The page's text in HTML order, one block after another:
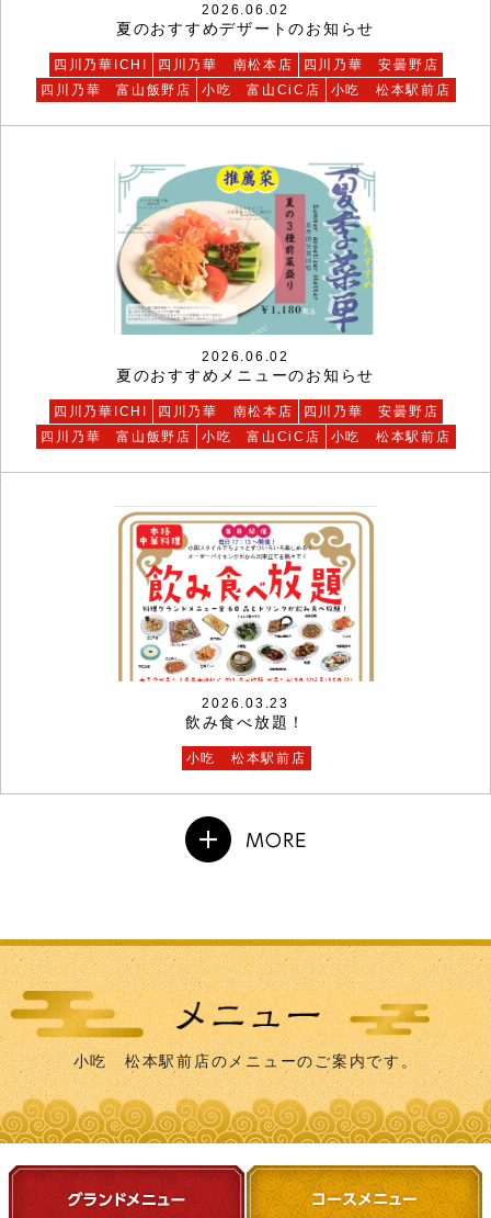
2026.06.02
夏のおすすめデザートのお知らせ
四川乃華ICHI 四川乃華 南松本店
四川乃華 安曇野店
四川乃華 富山飯野店
小吃 富山CiC店 小吃 松本駅前店
2026.06.02
夏のおすすめメニューのお知らせ
四川乃華ICHI 四川乃華 南松本店
四川乃華 安曇野店
四川乃華 富山飯野店
小吃 富山CiC店 小吃 松本駅前店
2026.03.23
飲み食べ放題！
小吃 松本駅前店
小吃 松本駅前店のメニューのご案内です。